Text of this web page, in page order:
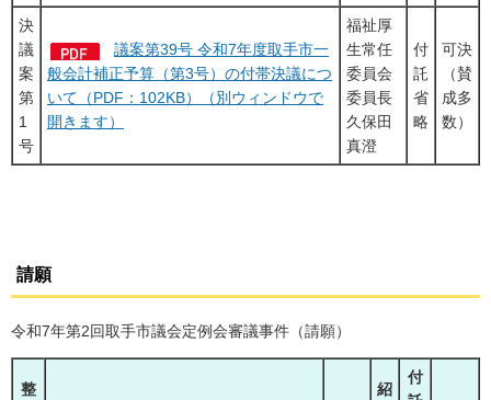
決
議
案
第
1
号
議案第39号 令和7年度取手市一
般会計補正予算（第3号）の付帯決議につ
いて（PDF：102KB）（別ウィンドウで
開きます）
福祉厚
生常任
委員会
委員長
久保田
真澄
付
託
省
略
可決
（賛
成多
数）
請願
令和7年第2回取手市議会定例会審議事件（請願）
整 紹
付